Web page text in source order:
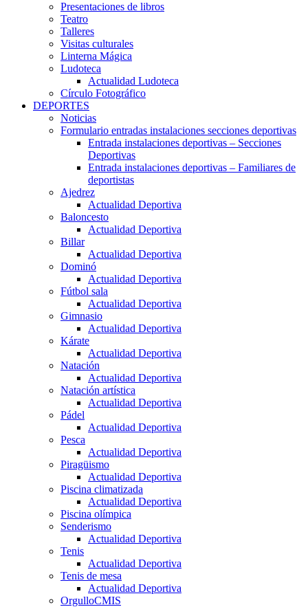
Presentaciones de libros
Teatro
Talleres
Visitas culturales
Linterna Mágica
Ludoteca
Actualidad Ludoteca
Círculo Fotográfico
DEPORTES
Noticias
Formulario entradas instalaciones secciones deportivas
Entrada instalaciones deportivas – Secciones
Deportivas
Entrada instalaciones deportivas – Familiares de
deportistas
Ajedrez
Actualidad Deportiva
Baloncesto
Actualidad Deportiva
Billar
Actualidad Deportiva
Dominó
Actualidad Deportiva
Fútbol sala
Actualidad Deportiva
Gimnasio
Actualidad Deportiva
Kárate
Actualidad Deportiva
Natación
Actualidad Deportiva
Natación artística
Actualidad Deportiva
Pádel
Actualidad Deportiva
Pesca
Actualidad Deportiva
Piragüismo
Actualidad Deportiva
Piscina climatizada
Actualidad Deportiva
Piscina olímpica
Senderismo
Actualidad Deportiva
Tenis
Actualidad Deportiva
Tenis de mesa
Actualidad Deportiva
OrgulloCMIS